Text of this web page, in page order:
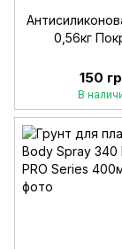
0,56кг
150
В